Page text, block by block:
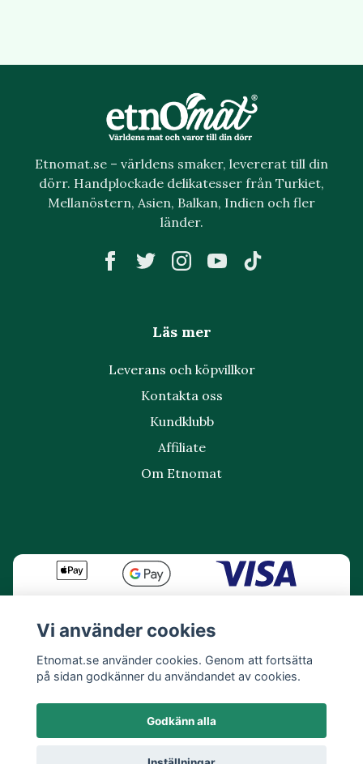
Etnomat.se – världens smaker, levererat till din
dörr. Handplockade delikatesser från Turkiet,
Mellanöstern, Asien, Balkan, Indien och fler
länder.
Läs mer
Leverans och köpvillkor
Kontakta oss
Kundklubb
Affiliate
Om Etnomat
Vi använder cookies
Etnomat.se använder cookies. Genom att fortsätta
på sidan godkänner du användandet av cookies.
Godkänn alla